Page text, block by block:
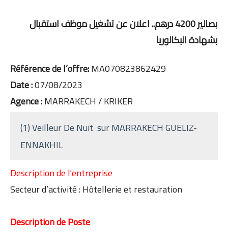
بصالير 4200 درهم.. اعلان عن تشغيل موظف استقبال
بشهادة البكالوريا
Référence de l’offre:MA070823862429
Date :07/08/2023
Agence :MARRAKECH / KRIKER
(1) Veilleur De Nuit sur MARRAKECH GUELIZ-
ENNAKHIL
Description de l'entreprise
Secteur d’activité : Hôtellerie et restauration
Description de Poste